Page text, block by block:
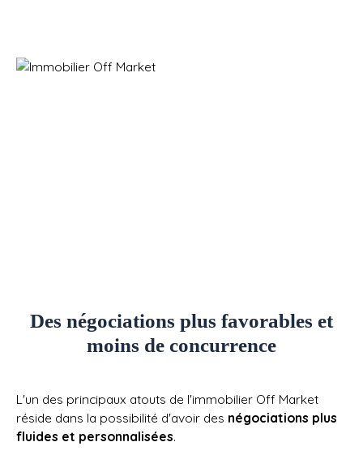
Des négociations plus favorables et
moins de concurrence
L'un des principaux atouts de l'immobilier Off Market
réside dans la possibilité d'avoir des négociations plus
fluides et personnalisées.